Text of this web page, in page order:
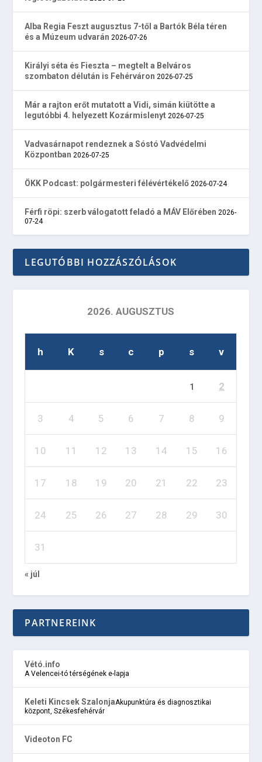
Alba Regia Feszt augusztus 7-től a Bartók Béla téren
és a Múzeum udvarán 2026-07-26
Királyi séta és Fieszta – megtelt a Belváros
szombaton délután is Fehérváron 2026-07-25
Már a rajton erőt mutatott a Vidi, simán kiütötte a
legutóbbi 4. helyezett Kozármislenyt 2026-07-25
Vadvasárnapot rendeznek a Sóstó Vadvédelmi
Központban 2026-07-25
ÖKK Podcast: polgármesteri félévértékelő 2026-07-24
Férfi röpi: szerb válogatott feladó a MÁV Előrében 2026-
07-24
LEGUTÓBBI HOZZÁSZÓLÁSOK
2026. AUGUSZTUS
h K s c p s v
1 2
3 4 5 6 7 8 9
10 11 12 13 14 15 16
17 18 19 20 21 22 23
24 25 26 27 28 29 30
31
« júl
PARTNEREINK
Vétó.info
A Velencei-tó térségének e-lapja
Keleti Kincsek SzalonjaAkupunktúra és diagnosztikai
központ, Székesfehérvár
Videoton FC